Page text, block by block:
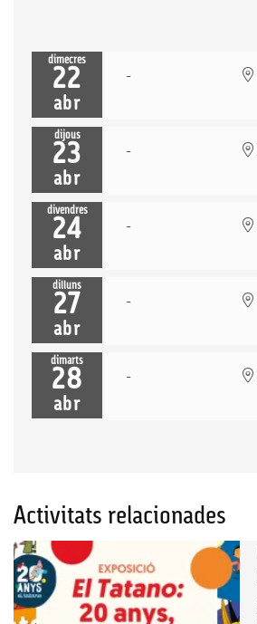
dimecres
22
abr
dijous
23
abr
divendres
24
abr
dilluns
27
abr
dimarts
28
abr
Activitats relacionades